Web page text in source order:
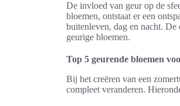
De invloed van geur op de
bloemen, ontstaat er een
buitenleven, dag en nacht.
geurige bloemen.
Top 5 geurende bloemen
Bij het creëren van een
compleet veranderen.